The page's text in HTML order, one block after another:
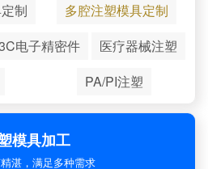
制
多腔注塑模具定制
电子精密件
医疗器械注塑
PA/PI注塑
模具加工
湛，满足多种需求